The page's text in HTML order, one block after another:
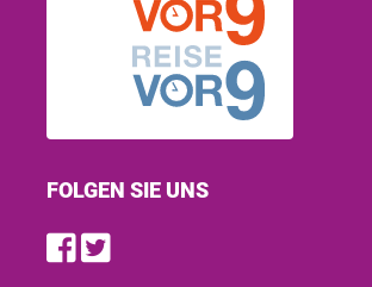
FOLGEN SIE UNS
Find us on Facebook
Follow us on